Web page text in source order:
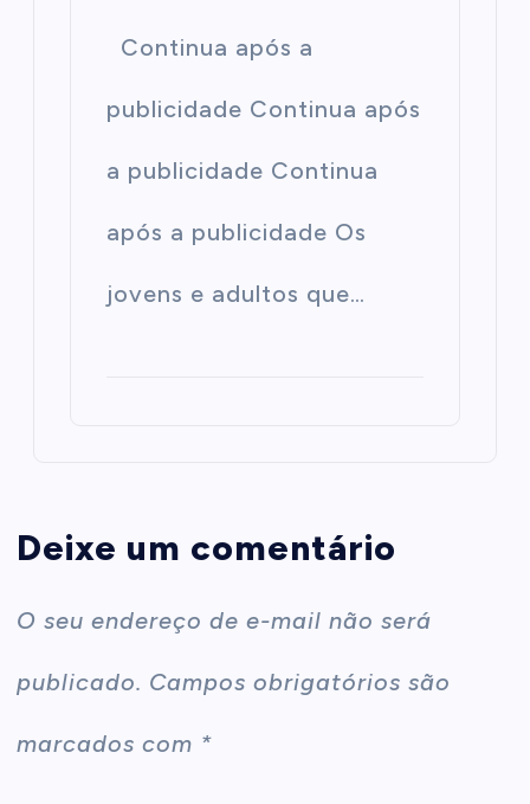
Continua após a
publicidade Continua após
a publicidade Continua
após a publicidade Os
jovens e adultos que…
Deixe um comentário
O seu endereço de e-mail não será
publicado. Campos obrigatórios são
marcados com *